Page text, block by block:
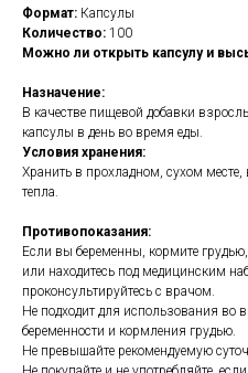
Формат: Капсулы
Количество: 100
Можно ли открыть капсулу и
Назначение:
В качестве пищевой добавки
капсулы в день во время еды.
Условия хранения:
Хранить в прохладном, сухом
тепла.
Противопоказания:
Если вы беременны, кормите
или находитесь под медицинским
проконсультируйтесь с врачом.
Не подходит для использования во
беременности и кормления грудью.
Не превышайте рекомендуемую